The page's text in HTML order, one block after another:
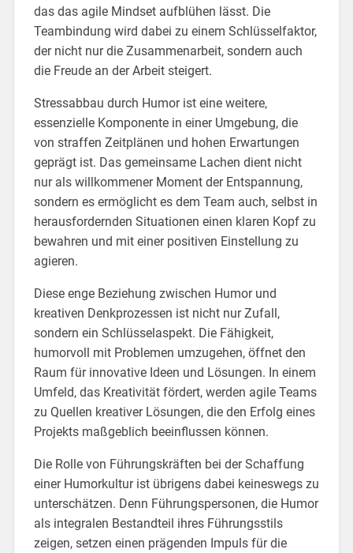
das das agile Mindset aufblühen lässt. Die
Teambindung wird dabei zu einem Schlüsselfaktor,
der nicht nur die Zusammenarbeit, sondern auch
die Freude an der Arbeit steigert.
Stressabbau durch Humor ist eine weitere,
essenzielle Komponente in einer Umgebung, die
von straffen Zeitplänen und hohen Erwartungen
geprägt ist. Das gemeinsame Lachen dient nicht
nur als willkommener Moment der Entspannung,
sondern es ermöglicht es dem Team auch, selbst in
herausfordernden Situationen einen klaren Kopf zu
bewahren und mit einer positiven Einstellung zu
agieren.
Diese enge Beziehung zwischen Humor und
kreativen Denkprozessen ist nicht nur Zufall,
sondern ein Schlüsselaspekt. Die Fähigkeit,
humorvoll mit Problemen umzugehen, öffnet den
Raum für innovative Ideen und Lösungen. In einem
Umfeld, das Kreativität fördert, werden agile Teams
zu Quellen kreativer Lösungen, die den Erfolg eines
Projekts maßgeblich beeinflussen können.
Die Rolle von Führungskräften bei der Schaffung
einer Humorkultur ist übrigens dabei keineswegs zu
unterschätzen. Denn Führungspersonen, die Humor
als integralen Bestandteil ihres Führungsstils
zeigen, setzen einen prägenden Impuls für die